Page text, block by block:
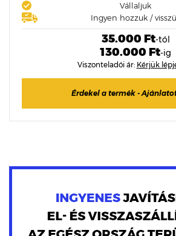
Vállaljuk
Ingyen hozzuk /
35.000 Ft-tól
130.000 Ft-ig
Viszonteladói ár: Kérjük
Érdekel a termék -